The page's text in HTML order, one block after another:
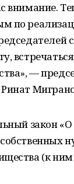
внимание.
по
—
закон
(к